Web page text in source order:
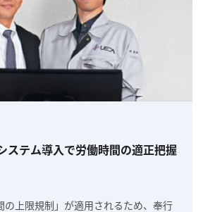
ステム導入で労働時間の適正把握
の上限規制」が適用されるため、奉行